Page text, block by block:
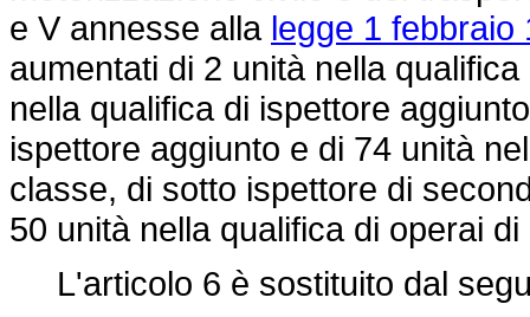
e V annesse alla legge 1 febbraio
aumentati di 2 unità nella
nella qualifica di ispettore
ispettore aggiunto e di 74 unità
classe, di sotto ispettore di
50 unità nella qualifica di operai
L'articolo 6 è sostituito dal